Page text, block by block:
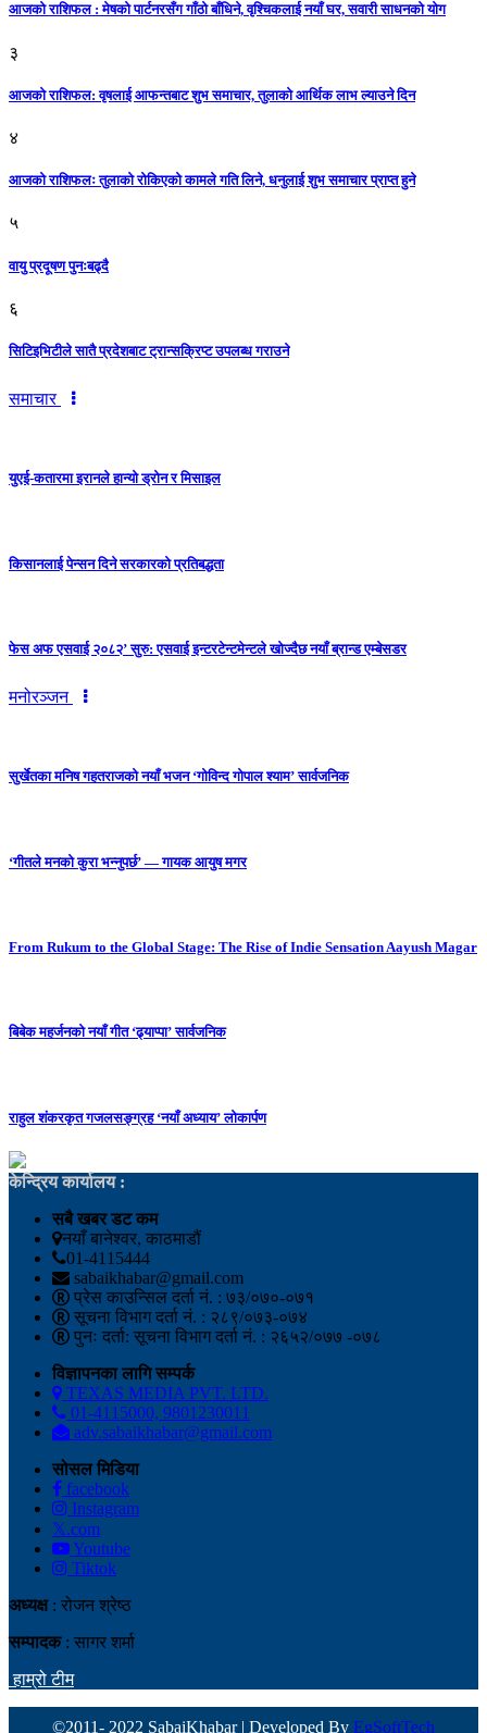
आजको राशिफल : मेषको पार्टनरसँग गाँठो बाँधिने, वृश्चिकलाई नयाँ घर, सवारी साधनकाे याेग
३
आजकाे राशिफल: वृषलाई आफन्तबाट शुभ समाचार, तुलाकाे आर्थिक लाभ ल्याउने दिन
४
आजको राशिफलः तुलाकाे रोकिएको कामले गति लिने, धनुलाई शुभ समाचार प्राप्त हुने
५
वायु प्रदूषण पुनःबढ्दै
६
सिटिइभिटीले सातै प्रदेशबाट ट्रान्सक्रिप्ट उपलब्ध गराउने
समाचार
युएई-कतारमा इरानले हान्यो ड्रोन र मिसाइल
किसानलाई पेन्सन दिने सरकारको प्रतिबद्धता
फेस अफ एसवाई २०८२’ सुरु: एसवाई इन्टरटेन्टमेन्टले खोज्दैछ नयाँ ब्रान्ड एम्बेसडर
मनोरञ्जन
सुर्खेतका मनिष गहतराजको नयाँ भजन ‘गोविन्द गोपाल श्याम’ सार्वजनिक
‘गीतले मनको कुरा भन्नुपर्छ’ — गायक आयुष मगर
From Rukum to the Global Stage: The Rise of Indie Sensation Aayush Magar
बिबेक महर्जनको नयाँ गीत ‘ढ्याप्पा’ सार्वजनिक
राहुल शंकरकृत गजलसङ्ग्रह ‘नयाँ अध्याय’ लोकार्पण
केन्द्रिय कार्यालय :
सबै खबर डट कम
नयाँ बानेश्वर, काठमाडौं
01-4115444
sabaikhabar@gmail.com
प्रेस काउन्सिल दर्ता नं. : ७३/०७०-०७१
सूचना विभाग दर्ता नं. : २८९/०७३-०७४
पुनः दर्ता: सूचना विभाग दर्ता नं. : २६५२/०७७ -०७८
विज्ञापनका लागि सम्पर्क
TEXAS MEDIA PVT. LTD.
01-4115000, 9801230011
adv.sabaikhabar@gmail.com
सोसल मिडिया
facebook
Instagram
𝕏.com
Youtube
Tiktok
अध्यक्ष: रोजन श्रेष्ठ
सम्पादक: सागर शर्मा
हाम्रो टीम
©2011- 2022 SabaiKhabar | Developed By EgSoftTech